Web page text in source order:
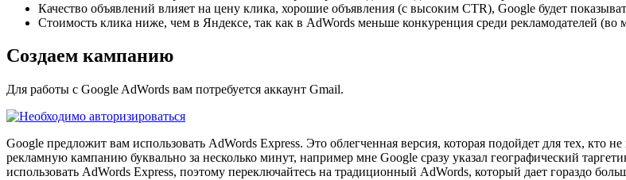
Качество объявлений влияет на цену клика, хорошие объявления (с высоким CTR), Google будет
Стоимость клика ниже, чем в Яндексе, так как в AdWords меньше конкуренция среди рекламодателей (во
Создаем кампанию
Для работы с Google AdWords вам потребуется аккаунт Gmail.
Google предложит вам использовать AdWords Express. Это облегченная версия, которая подойдет для тех, кто
рекламную кампанию буквально за несколько минут, например мне Google сразу указал географический
использовать AdWords Express, поэтому переключайтесь на традиционный AdWords, который дает гораздо